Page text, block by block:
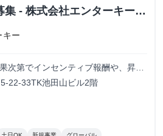
集 - 株式会社エンターキーの
キー
次第でインセンティブ報酬や、昇給
22-33TK池田山ビル2階